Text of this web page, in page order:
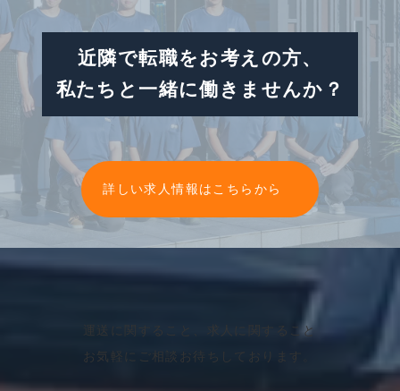
近隣で転職をお考えの方、
私たちと一緒に働きませんか？
詳しい求人情報はこちらから
グ
ル
ー
プ
リ
ン
運送に関すること、求人に関すること
お気軽にご相談お待ちしております。